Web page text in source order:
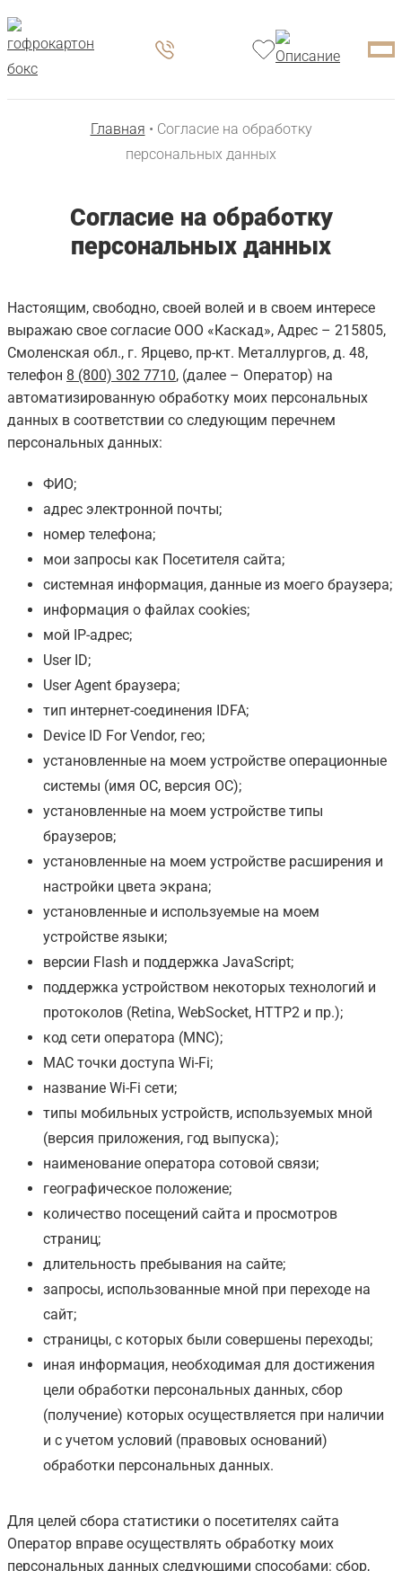
Главная • Согласие на обработку
персональных данных
Согласие на обработку
персональных данных
Настоящим, свободно, своей волей и в своем интересе
выражаю свое согласие ООО «Каскад», Адрес – 215805,
Смоленская обл., г. Ярцево, пр-кт. Металлургов, д. 48,
телефон 8 (800) 302 7710, (далее – Оператор) на
автоматизированную обработку моих персональных
данных в соответствии со следующим перечнем
персональных данных:
ФИО;
адрес электронной почты;
номер телефона;
мои запросы как Посетителя сайта;
системная информация, данные из моего браузера;
информация о файлах cookies;
мой IP-адрес;
User ID;
User Agent браузера;
тип интернет-соединения IDFA;
Device ID For Vendor, гео;
установленные на моем устройстве операционные
системы (имя ОС, версия ОС);
установленные на моем устройстве типы
браузеров;
установленные на моем устройстве расширения и
настройки цвета экрана;
установленные и используемые на моем
устройстве языки;
версии Flash и поддержка JavaScript;
поддержка устройством некоторых технологий и
протоколов (Retina, WebSocket, HTTP2 и пр.);
код сети оператора (MNC);
MAC точки доступа Wi-Fi;
название Wi-Fi сети;
типы мобильных устройств, используемых мной
(версия приложения, год выпуска);
наименование оператора сотовой связи;
географическое положение;
количество посещений сайта и просмотров
страниц;
длительность пребывания на сайте;
запросы, использованные мной при переходе на
сайт;
страницы, с которых были совершены переходы;
иная информация, необходимая для достижения
цели обработки персональных данных, сбор
(получение) которых осуществляется при наличии
и с учетом условий (правовых оснований)
обработки персональных данных.
Для целей сбора статистики о посетителях сайта
Оператор вправе осуществлять обработку моих
персональных данных следующими способами: сбор,